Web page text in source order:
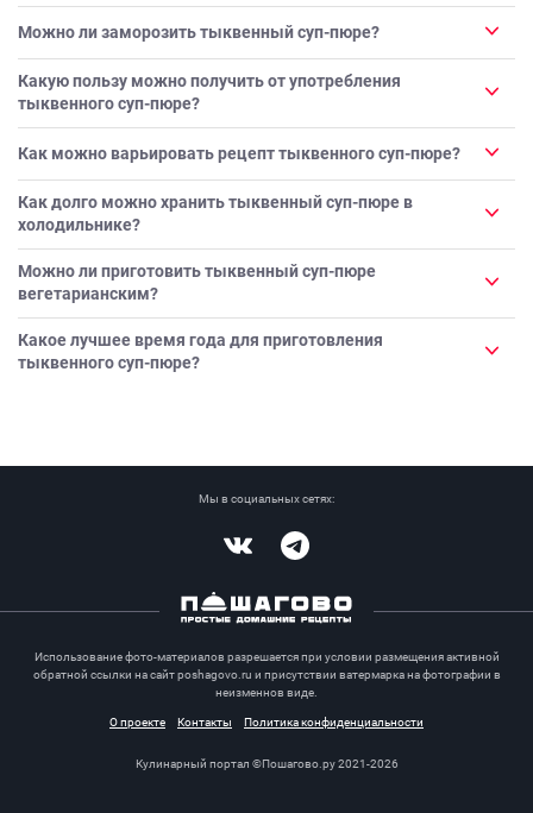
Можно ли заморозить тыквенный суп-пюре?
Какую пользу можно получить от употребления
тыквенного суп-пюре?
Как можно варьировать рецепт тыквенного суп-пюре?
Как долго можно хранить тыквенный суп-пюре в
холодильнике?
Можно ли приготовить тыквенный суп-пюре
вегетарианским?
Какое лучшее время года для приготовления
тыквенного суп-пюре?
Мы в социальных сетях:
Использование фото-материалов разрешается при условии размещения активной
обратной ссылки на сайт poshagovo.ru и присутствии ватермарка на фотографии в
неизменнов виде.
О проекте
Контакты Политика конфиденциальности
Кулинарный портал ©Пошагово.ру 2021-2026